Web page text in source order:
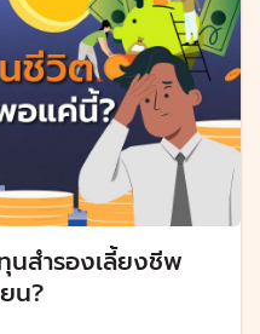
นสำรองเลี้ยงชีพ
น?